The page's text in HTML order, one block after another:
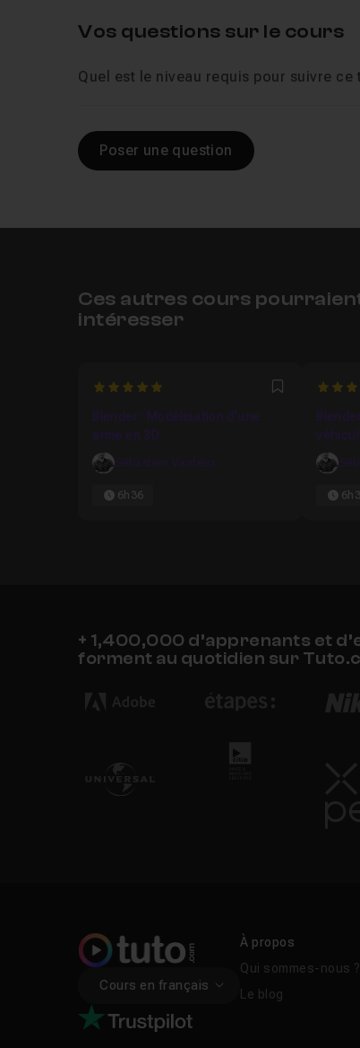
Vos questions sur le cours
Quel est le niveau requis pour suivre ce
Poser une question
Ces autres cours
intéresser
5 Favori
Blender : Modélisation d'une
arme en 3D
Sébastien Vanteux
6h36
3.5
+ 1,400,000 d’apprenants et
forment au quotidien sur
Cours en français
À propos
Qui sommes-nous ?
Le blog